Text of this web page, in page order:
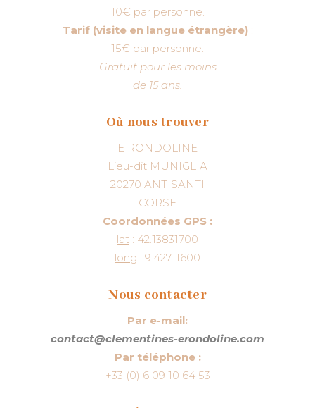
10€ par personne.
Tarif (visite en langue étrangère):
15€ par personne.
Gratuit pour les moins
de 15 ans.
Où nous trouver
E RONDOLINE
Lieu-dit MUNIGLIA
20270 ANTISANTI
CORSE
Coordonnées GPS :
lat : 42.13831700
long : 9.42711600
Nous contacter
Par e-mail:
contact@clementines-erondoline.com
Par téléphone :
+33 (0) 6 09 10 64 53